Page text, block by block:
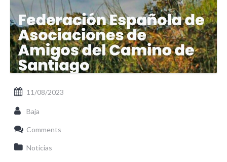
11/08/2023
Baja
Comments
Noticias